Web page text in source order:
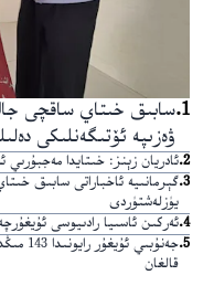
1
.سابىق خىتاي ساقچى
ۋەزىپە ئۆتىگەنلىكى
2
.ئادريان زېنز: خىتايدا مەجبۇرىي
3
.گېرمانىيە ئاخباراتى سابىق
يۈزلەشتۈردى
4
.ئەركىن ئاسىيا رادىيوسى ئۇيغۇرچە
5
.
قالغان